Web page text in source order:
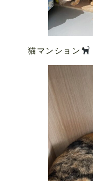
猫マンション